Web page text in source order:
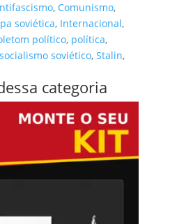
, Comunismo,
soviética, Internacional,
político, política,
socialismo soviético, Stalin,
categoria